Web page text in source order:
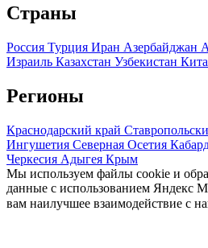
Страны
Россия Турция Иран Азербайджан
Израиль Казахстан Узбекистан
Регионы
Краснодарский край
Ингушетия Северная Осетия
Черкесия Адыгея Крым
Мы используем файлы cookie и
данные с использованием Яндекс
вам наилучшее взаимодействие с